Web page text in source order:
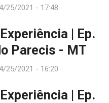
25/2021 - 17:48
| Ep.
Parecis - MT
25/2021 - 16:20
| Ep.